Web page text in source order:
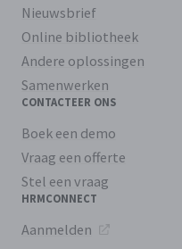
Nieuwsbrief
Online bibliotheek
Andere oplossingen
Samenwerken
CONTACTEER ONS
Boek een demo
Vraag een offerte
Stel een vraag
HRMCONNECT
Aanmelden